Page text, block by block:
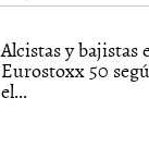
Alcistas y bajistas
Eurostoxx 50
el...